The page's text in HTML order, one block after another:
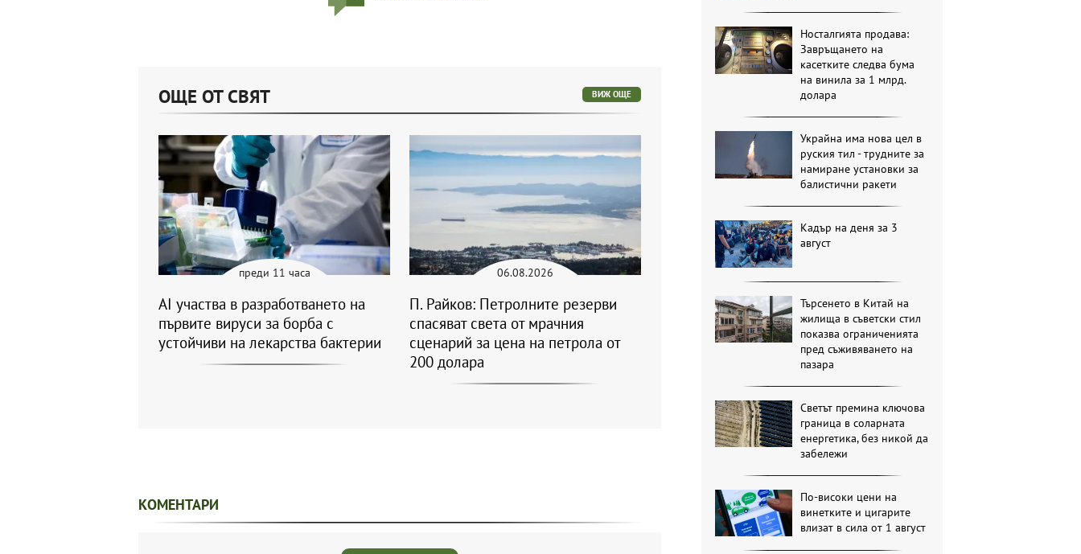
Носталгията продава:
Завръщането на
касетките следва бума
на винила за 1 млрд.
долара
Украйна има нова цел в
руския тил - трудните за
намиране установки за
балистични ракети
Кадър на деня за 3
август
Търсенето в Китай на
жилища в съветски стил
показва ограниченията
пред съживяването на
пазара
Светът премина ключова
граница в соларната
енергетика, без никой да
забележи
По-високи цени на
винетките и цигарите
влизат в сила от 1 август
ОЩЕ ОТ СВЯТ ВИЖ ОЩЕ
преди 11 часа
AI участва в разработването на
първите вируси за борба с
устойчиви на лекарства бактерии
06.08.2026
П. Райков: Петролните резерви
спасяват света от мрачния
сценарий за цена на петрола от
200 долара
КОМЕНТАРИ